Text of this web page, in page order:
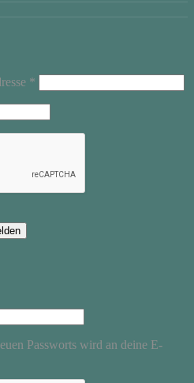
*
Passworts wird an deine E-